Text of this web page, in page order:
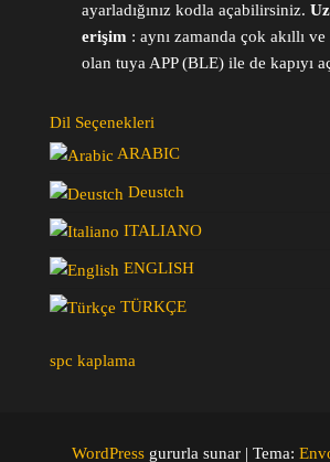
ayarladığınız kodla açabilirsiniz.
erişim: aynı zamanda çok akıllı ve
olan tuya APP (BLE) ile de kapıyı
Dil Seçenekleri
ARABIC
Deustch
ITALIANO
ENGLISH
TÜRKÇE
spc kaplama
WordPress gururla sunar | Tema: